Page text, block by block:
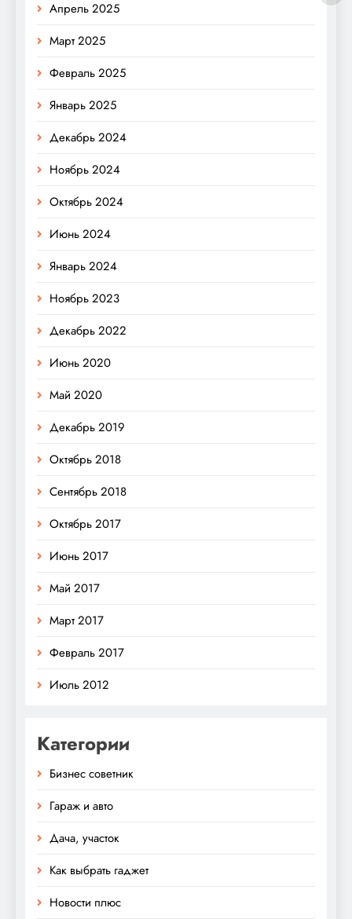
Апрель 2025
Март 2025
Февраль 2025
Январь 2025
Декабрь 2024
Ноябрь 2024
Октябрь 2024
Июнь 2024
Январь 2024
Ноябрь 2023
Декабрь 2022
Июнь 2020
Май 2020
Декабрь 2019
Октябрь 2018
Сентябрь 2018
Октябрь 2017
Июнь 2017
Май 2017
Март 2017
Февраль 2017
Июль 2012
Категории
Бизнес советник
Гараж и авто
Дача, участок
Как выбрать гаджет
Новости плюс